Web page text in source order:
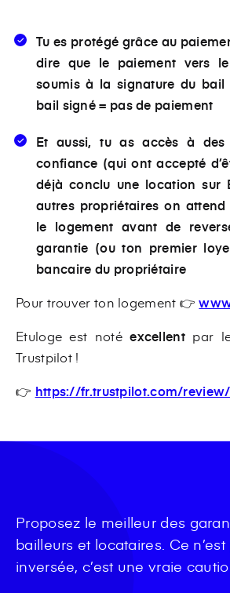
Tu es protégé grâce au
dire que le paiement vers
soumis à la signature du
bail signé = pas de paiement
Et aussi,tu as accès à des
confiance (qui ont accepté
déjà conclu une location sur
autres propriétaires on
le logement avant de
garantie (ou ton premier
bancaire du propriétaire
Pour trouver ton logement 👉
Etuloge est notéexcellentpar
Trustpilot !
👉 https://fr.trustpilot.com/
Proposez le meilleur des
bailleurs et locataires. Ce
inversée, c’est une vraie